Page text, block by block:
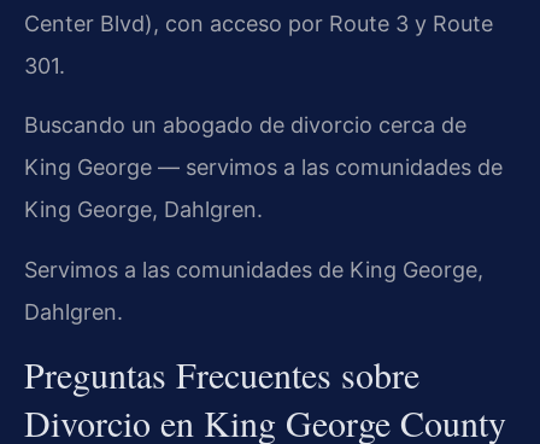
Center Blvd), con acceso por Route 3 y Route
301.
Buscando un abogado de divorcio cerca de
King George — servimos a las comunidades de
King George, Dahlgren.
Servimos a las comunidades de King George,
Dahlgren.
Preguntas Frecuentes sobre
Divorcio en King George County